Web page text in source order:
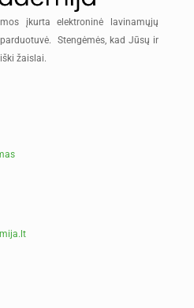
įkurta elektroninė lavinamųjų
Stengėmės, kad Jūsų ir
žaislai.